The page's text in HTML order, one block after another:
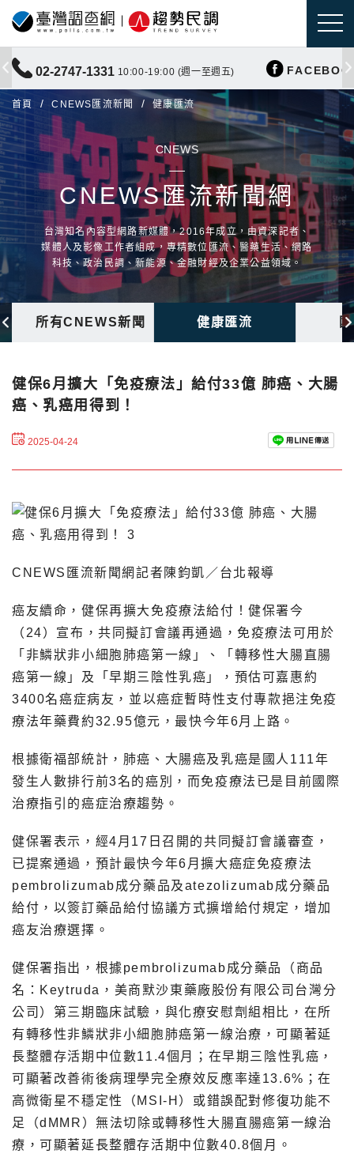
02-2747-1331 10:00-19:00 (週一至週五)
首頁 CNEWS匯流新聞 健康匯流
CNEWS
CNEWS匯流新聞網
台灣知名內容型網路新媒體，2016年成立，由資深記者、
媒體人及影像工作者組成，專精數位匯流、醫藥生活、網路
科技、政治民調、新能源、金融財經及企業公益領域。
所有CNEWS新聞 健康匯流
健保6月擴大「免疫療法」給付33億 肺癌、大腸
癌、乳癌用得到！
2025-04-24
CNEWS匯流新聞網記者陳鈞凱／台北報導
癌友續命，健保再擴大免疫療法給付！健保署今
（24）宣布，共同擬訂會議再通過，免疫療法可用於
「非鱗狀非小細胞肺癌第一線」、「轉移性大腸直腸
癌第一線」及「早期三陰性乳癌」，預估可嘉惠約
3400名癌症病友，並以癌症暫時性支付專款挹注免疫
療法年藥費約32.95億元，最快今年6月上路。
根據衛福部統計，肺癌、大腸癌及乳癌是國人111年
發生人數排行前3名的癌別，而免疫療法已是目前國際
治療指引的癌症治療趨勢。
健保署表示，經4月17日召開的共同擬訂會議審查，
已提案通過，預計最快今年6月擴大癌症免疫療法
pembrolizumab成分藥品及atezolizumab成分藥品
給付，以簽訂藥品給付協議方式擴增給付規定，增加
癌友治療選擇。
健保署指出，根據pembrolizumab成分藥品（商品
名：Keytruda，美商默沙東藥廠股份有限公司台灣分
公司）第三期臨床試驗，與化療安慰劑組相比，在所
有轉移性非鱗狀非小細胞肺癌第一線治療，可顯著延
長整體存活期中位數11.4個月；在早期三陰性乳癌，
可顯著改善術後病理學完全療效反應率達13.6%；在
高微衛星不穩定性（MSI-H）或錯誤配對修復功能不
足（dMMR）無法切除或轉移性大腸直腸癌第一線治
療，可顯著延長整體存活期中位數40.8個月。